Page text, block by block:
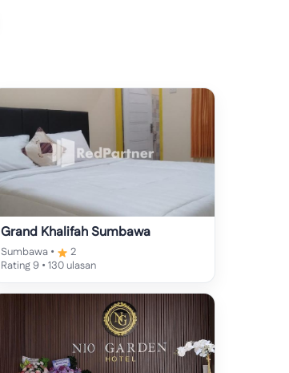
Grand Khalifah Sumbawa
Sumbawa •
2
Rating 9 • 130 ulasan